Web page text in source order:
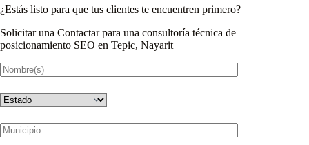
¿Estás listo para que tus clientes te encuentren primero?
Solicitar una Contactar para una consultoría técnica de
posicionamiento SEO en Tepic, Nayarit